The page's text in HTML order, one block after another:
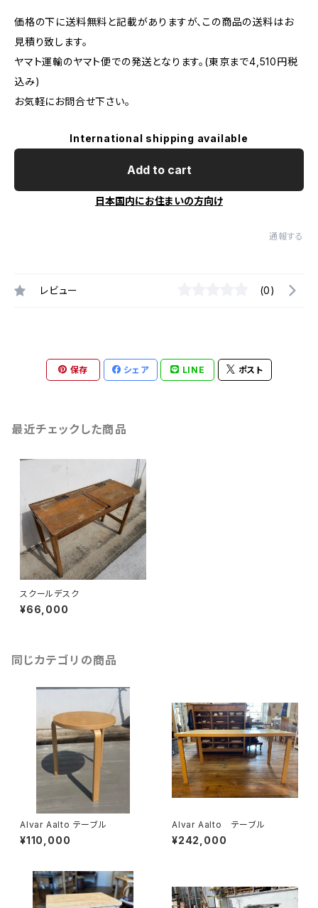
価格の下に送料無料と記載がありますが、この商品の送料はお
見積り致します。
ヤマト運輸のヤマト便での発送となります。(東京まで4,510円税
込み)
お気軽にお問合せ下さい。
International shipping available
Add to cart
日本国内にお住まいの方向け
通報する
レビュー (0)
保存 シェア LINE ポスト
最近チェックした商品
スクールデスク
¥66,000
同じカテゴリの商品
Alvar Aalto テーブル
¥110,000
Alvar Aalto テーブル
¥242,000